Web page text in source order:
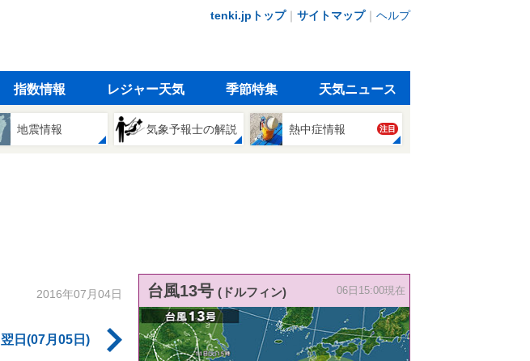
tenki.jpトップ｜ サイトマップ｜ ヘルプ
指数情報 レジャー天気 季節特集 天気ニュース
地震情報 気象予報士の解説 熱中症情報 注目
2016年07月04日
翌日(07月05日)
台風13号 (ドルフィン) 06日15:00現在